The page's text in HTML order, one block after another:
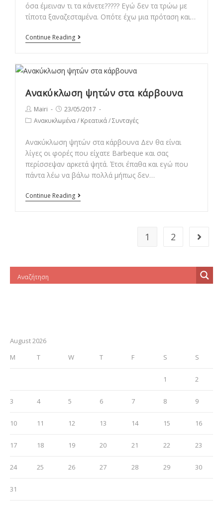
όσα έμειναν τι τα κάνετε????? Εγώ δεν τα τρώω με
τίποτα ξαναζεσταμένα. Οπότε έχω μια πρόταση και…
Continue Reading Ανακύκλωση
κάρβουνα
Ανακύκλωση ψητών στα κάρβουνα
Post
author:
Mairi
Post
published:
23/05/2017
PostΑνακυκλωμένα/ Κρεατικά/Συνταγές
Ανακύκλωση ψητών στα κάρβουνα Δεν θα είναι
λίγες οι φορές που είχατε Barbeque και σας
περίσσεψαν αρκετά ψητά. Έτσι έπαθα και εγώ που
πάντα λέω να βάλω πολλά μήπως δεν…
Continue Reading Ανακύκλωση
1 2 Go to
August 2026
M
T W T F S S
1 2
3 4 5 6 7 8 9
10 11 12 13 14 15 16
17 18 19 20 21 22 23
24 25 26 27 28 29 30
31